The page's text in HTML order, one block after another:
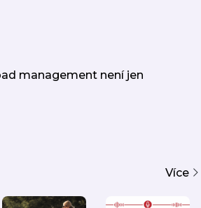
management není jen
Více